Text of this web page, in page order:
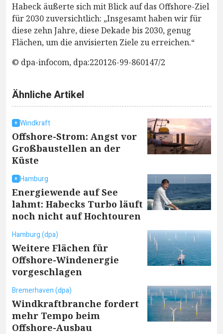
Habeck äußerte sich mit Blick auf das Offshore-Ziel
für 2030 zuversichtlich: „Insgesamt haben wir für
diese zehn Jahre, diese Dekade bis 2030, genug
Flächen, um die anvisierten Ziele zu erreichen.“
© dpa-infocom, dpa:220126-99-860147/2
Ähnliche Artikel
Windkraft
Offshore-Strom: Angst vor
Großbaustellen an der
Küste
Hamburg
Energiewende auf See
lahmt: Habecks Turbo läuft
noch nicht auf Hochtouren
Hamburg (dpa)
Weitere Flächen für
Offshore-Windenergie
vorgeschlagen
Bremerhaven (dpa)
Windkraftbranche fordert
mehr Tempo beim
Offshore-Ausbau